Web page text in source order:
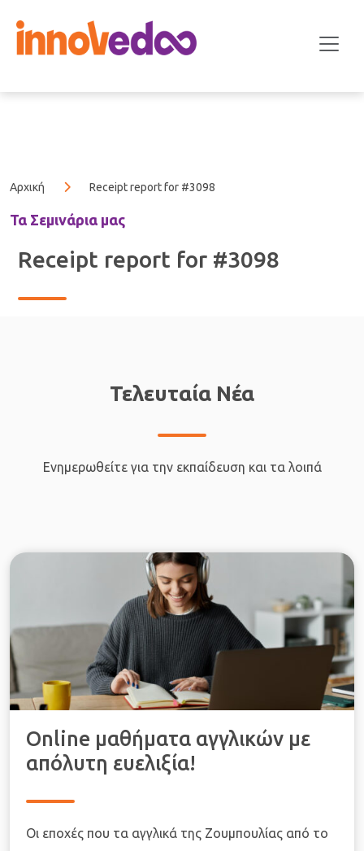
Αρχική Receipt report for #3098
Τα Σεμινάρια μας
Receipt report for #3098
Τελευταία Νέα
Ενημερωθείτε για την εκπαίδευση και τα λοιπά
Online μαθήματα αγγλικών με
απόλυτη ευελιξία!
Οι εποχές που τα αγγλικά της Ζουμπουλίας από το